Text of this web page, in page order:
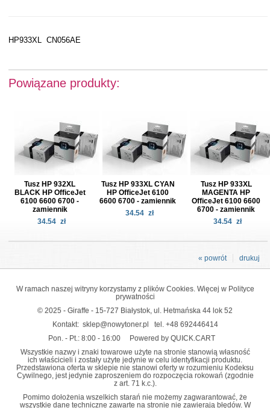
HP933XL CN056AE
Powiązane produkty:
Tusz HP 932XL
BLACK HP OfficeJet
6100 6600 6700 -
zamiennik
34.54 zł
Tusz HP 933XL CYAN
HP OfficeJet 6100
6600 6700 - zamiennik
34.54 zł
Tusz HP 933XL
MAGENTA HP
OfficeJet 6100 6600
6700 - zamiennik
34.54 zł
drukuj
« powrót
W ramach naszej witryny korzystamy z plików Cookies. Więcej w Polityce
prywatności
© 2025 - Giraffe - 15-727 Białystok, ul. Hetmańska 44 lok 52
Kontakt: sklep@nowytoner.pl tel. +48 692446414
Pon. - Pt.: 8:00 - 16:00
Powered by QUICK.CART
Wszystkie nazwy i znaki towarowe użyte na stronie stanowią własność
ich właścicieli i zostały użyte jedynie w celu identyfikacji produktu.
Przedstawiona oferta w sklepie nie stanowi oferty w rozumieniu Kodeksu
Cywilnego, jest jedynie zaproszeniem do rozpoczęcia rokowań (zgodnie
z art. 71 k.c.).
Pomimo dołożenia wszelkich starań nie możemy zagwarantować, że
wszystkie dane techniczne zawarte na stronie nie zawierają błędów. W